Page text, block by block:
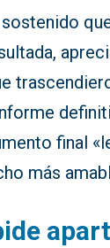
final
más